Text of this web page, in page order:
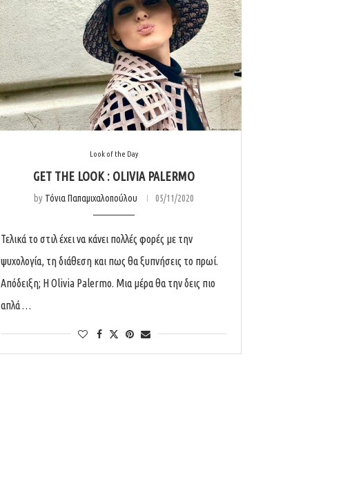
Look of the Day
GET THE LOOK : OLIVIA PALERMO
by Τόνια Παπαμιχαλοπούλου 05/11/2020
Τελικά το στιλ έχει να κάνει πολλές φορές με την
ψυχολογία, τη διάθεση και πως θα ξυπνήσεις το πρωί.
Απόδειξη; Η Olivia Palermo. Mια μέρα θα την δεις πιο
απλά …